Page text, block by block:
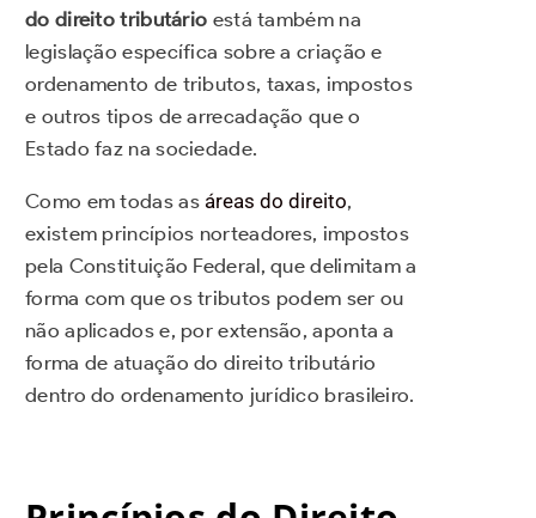
do direito tributário está também na
legislação específica sobre a criação e
ordenamento de tributos, taxas, impostos
e outros tipos de arrecadação que o
Estado faz na sociedade.
Como em todas as áreas do direito,
existem princípios norteadores, impostos
pela Constituição Federal, que delimitam a
forma com que os tributos podem ser ou
não aplicados e, por extensão, aponta a
forma de atuação do direito tributário
dentro do ordenamento jurídico brasileiro.